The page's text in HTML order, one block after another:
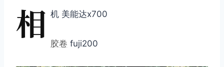
相 机 美能达x700
胶卷 fuji200